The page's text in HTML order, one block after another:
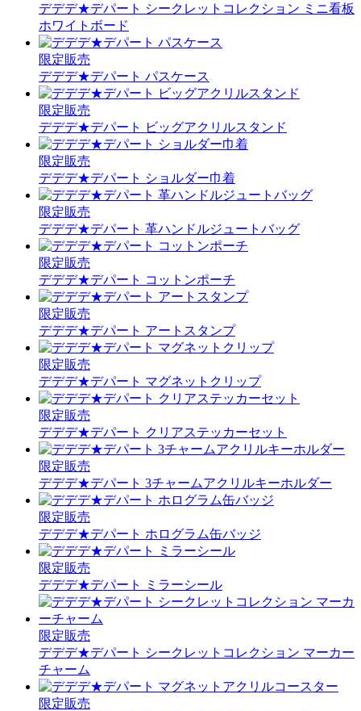
デデデ★デパート シークレットコレクション ミニ看板
ホワイトボード
限定販売
デデデ★デパート パスケース
限定販売
デデデ★デパート ビッグアクリルスタンド
限定販売
デデデ★デパート ショルダー巾着
限定販売
デデデ★デパート 革ハンドルジュートバッグ
限定販売
デデデ★デパート コットンポーチ
限定販売
デデデ★デパート アートスタンプ
限定販売
デデデ★デパート マグネットクリップ
限定販売
デデデ★デパート クリアステッカーセット
限定販売
デデデ★デパート 3チャームアクリルキーホルダー
限定販売
デデデ★デパート ホログラム缶バッジ
限定販売
デデデ★デパート ミラーシール
限定販売
デデデ★デパート シークレットコレクション マーカー
チャーム
限定販売